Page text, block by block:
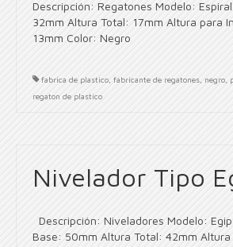
Descripción: Regatones Modelo:
32mm Altura Total: 17mm Altura para
13mm Color: Negro
fabrica de plastico fabricante de regatones negro
regaton de plastico
Nivelador Tipo
Descripción: Niveladores Modelo:
Base: 50mm Altura Total: 42mm